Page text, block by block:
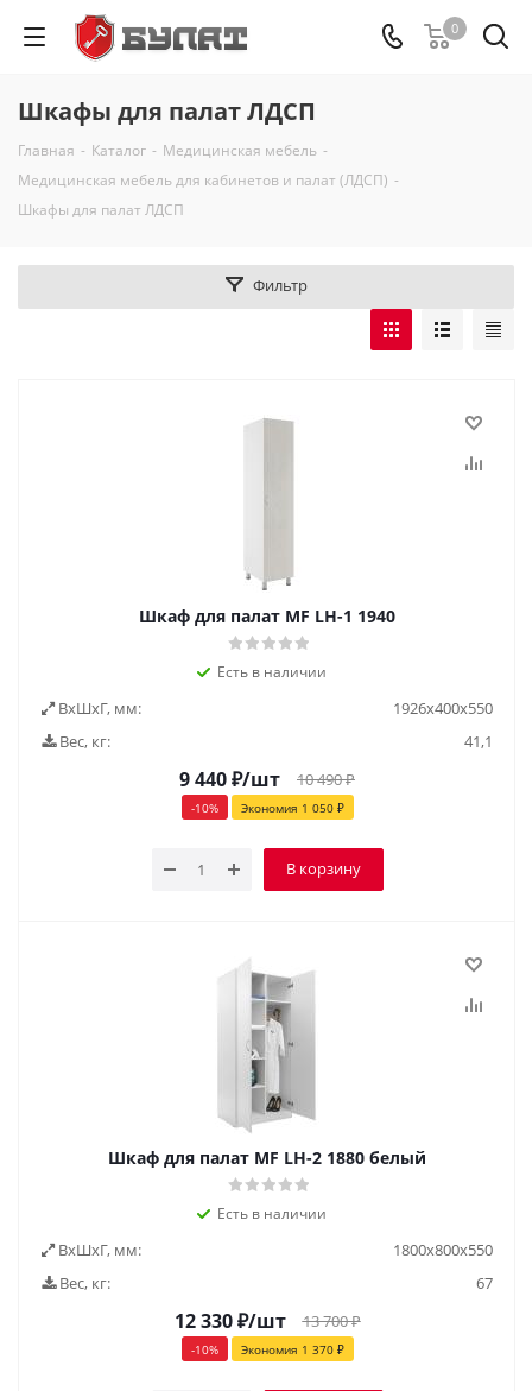
0
Шкафы для палат ЛДСП
Главная - Каталог - Медицинская мебель -
Медицинская мебель для кабинетов и палат (ЛДСП) -
Шкафы для палат ЛДСП
Фильтр
Шкаф для палат МF LH-1 1940
Есть в наличии
ВxШxГ, мм:
1926x400x550
Вес, кг:
41,1
9 440₽/шт 10 490₽
-10% Экономия 1 050₽
В корзину
Шкаф для палат MF LH-2 1880 белый
Есть в наличии
ВxШxГ, мм:
1800x800x550
Вес, кг:
67
12 330₽/шт 13 700₽
-10% Экономия 1 370₽